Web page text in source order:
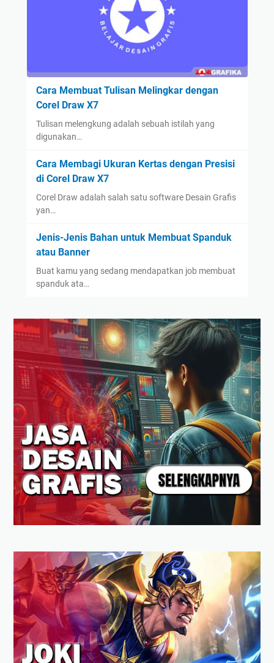
Cara Membuat Tulisan Melingkar dengan
Corel Draw X7
Tulisan melengkung adalah sebuah istilah yang
digunakan…
Cara Membagi Ukuran Kertas dengan Presisi
di Corel Draw X7
Corel Draw adalah salah satu software Desain Grafis
yan…
Jenis-Jenis Bahan untuk Membuat Spanduk
atau Banner
Buat kamu yang sedang mendapatkan job membuat
spanduk ata…